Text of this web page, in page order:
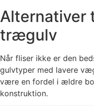
Alternativer
trægulv
Når fliser ikke er den
gulvtyper med lavere
være en fordel i ældre
konstruktion.